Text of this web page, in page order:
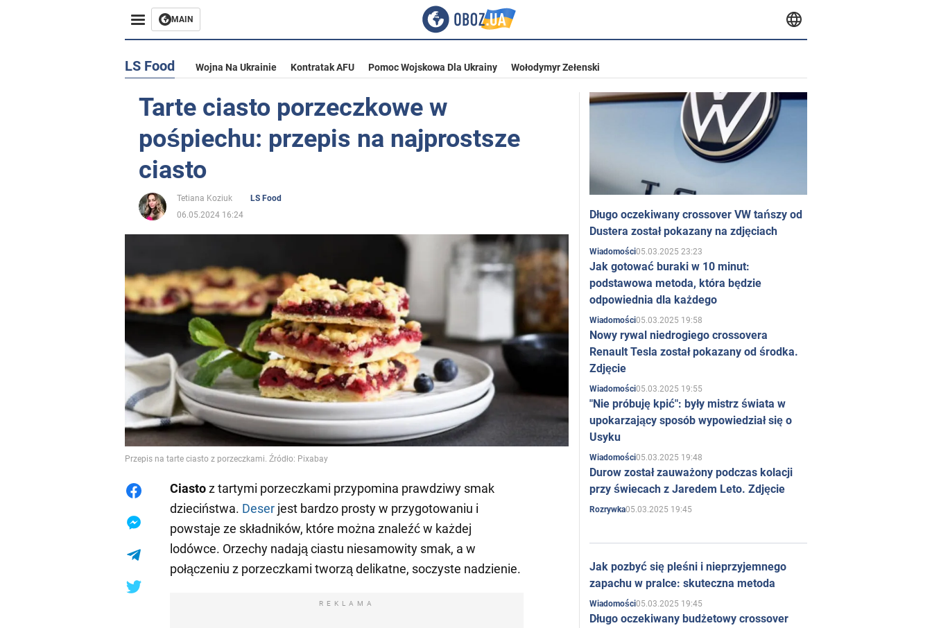
MAIN
LS Food Wojna Na Ukrainie Kontratak AFU Pomoc Wojskowa Dla Ukrainy Wołodymyr Zełenski
Tarte ciasto porzeczkowe w
pośpiechu: przepis na najprostsze
ciasto
Tetiana Koziuk
LS Food
06.05.2024 16:24
Przepis na tarte ciasto z porzeczkami. Źródło: Pixabay
Ciastoz tartymi porzeczkami przypomina prawdziwy smak
dzieciństwa. Deser jest bardzo prosty w przygotowaniu i
powstaje ze składników, które można znaleźć w każdej
lodówce. Orzechy nadają ciastu niesamowity smak, a w
połączeniu z porzeczkami tworzą delikatne, soczyste nadzienie.
REKLAMA
Długo oczekiwany crossover VW tańszy od
Dustera został pokazany na zdjęciach
Wiadomości05.03.2025 23:23
Jak gotować buraki w 10 minut:
podstawowa metoda, która będzie
odpowiednia dla każdego
Wiadomości05.03.2025 19:58
Nowy rywal niedrogiego crossovera
Renault Tesla został pokazany od środka.
Zdjęcie
Wiadomości05.03.2025 19:55
"Nie próbuję kpić": były mistrz świata w
upokarzający sposób wypowiedział się o
Usyku
Wiadomości05.03.2025 19:48
Durow został zauważony podczas kolacji
przy świecach z Jaredem Leto. Zdjęcie
Rozrywka05.03.2025 19:45
Jak pozbyć się pleśni i nieprzyjemnego
zapachu w pralce: skuteczna metoda
Wiadomości05.03.2025 19:45
Długo oczekiwany budżetowy crossover